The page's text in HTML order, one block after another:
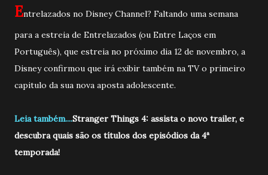
Entrelazados no Disney Channel? Faltando uma semana
para a estreia de Entrelazados (ou Entre Laços em
Português), que estreia no próximo dia 12 de novembro, a
Disney confirmou que irá exibir também na TV o primeiro
capitulo da sua nova aposta adolescente.
Leia também....Stranger Things 4: assista o novo trailer, e
descubra quais são os títulos dos episódios da 4ª
temporada!